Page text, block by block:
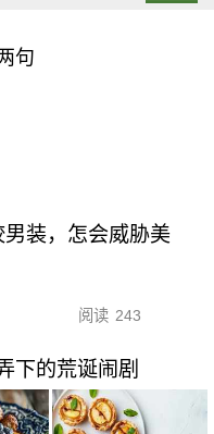
句
男装，怎会威胁美
阅读 243
下的荒诞闹剧